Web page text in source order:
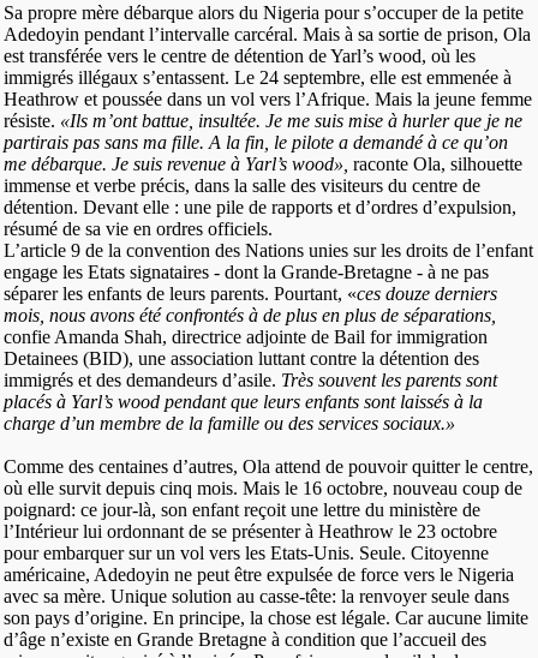
Sa propre mère débarque alors du Nigeria pour s’occuper de la petite
Adedoyin pendant l’intervalle carcéral. Mais à sa sortie de prison, Ola
est transférée vers le centre de détention de Yarl’s wood, où les
immigrés illégaux s’entassent. Le 24 septembre, elle est emmenée à
Heathrow et poussée dans un vol vers l’Afrique. Mais la jeune femme
résiste. «Ils m’ont battue, insultée. Je me suis mise à hurler que je ne
partirais pas sans ma fille. A la fin, le pilote a demandé à ce qu’on
me débarque. Je suis revenue à Yarl’s wood», raconte Ola, silhouette
immense et verbe précis, dans la salle des visiteurs du centre de
détention. Devant elle : une pile de rapports et d’ordres d’expulsion,
résumé de sa vie en ordres officiels.
L’article 9 de la convention des Nations unies sur les droits de l’enfant
engage les Etats signataires - dont la Grande-Bretagne - à ne pas
séparer les enfants de leurs parents. Pourtant, «ces douze derniers
mois, nous avons été confrontés à de plus en plus de séparations,
confie Amanda Shah, directrice adjointe de Bail for immigration
Detainees (BID), une association luttant contre la détention des
immigrés et des demandeurs d’asile. Très souvent les parents sont
placés à Yarl’s wood pendant que leurs enfants sont laissés à la
charge d’un membre de la famille ou des services sociaux.»
Comme des centaines d’autres, Ola attend de pouvoir quitter le centre,
où elle survit depuis cinq mois. Mais le 16 octobre, nouveau coup de
poignard: ce jour-là, son enfant reçoit une lettre du ministère de
l’Intérieur lui ordonnant de se présenter à Heathrow le 23 octobre
pour embarquer sur un vol vers les Etats-Unis. Seule. Citoyenne
américaine, Adedoyin ne peut être expulsée de force vers le Nigeria
avec sa mère. Unique solution au casse-tête: la renvoyer seule dans
son pays d’origine. En principe, la chose est légale. Car aucune limite
d’âge n’existe en Grande Bretagne à condition que l’accueil des